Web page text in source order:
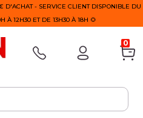
D'ACHAT - SERVICE CLIENT DISPONIBLE DU
À 12H30 ET DE 13H30 À 18H 🌻
0